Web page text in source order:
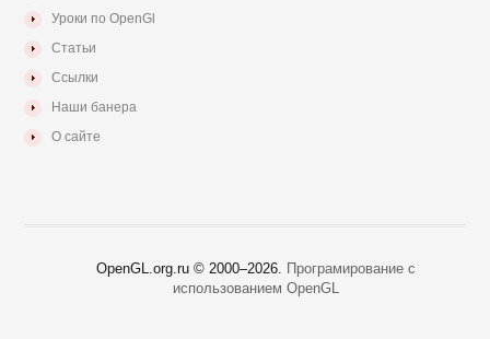
Уроки по OpenGl
Статьи
Ссылки
Наши банера
О сайте
OpenGL.org.ru © 2000–2026. Програмирование с
использованием OpenGL